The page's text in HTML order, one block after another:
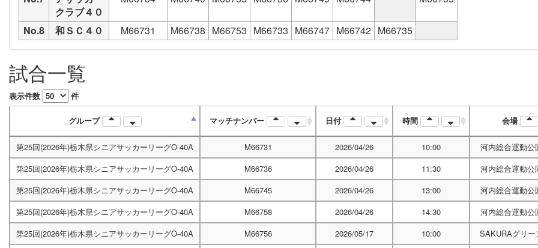
クラブ４０
No.8 和ＳＣ４０ M66731 M66738 M66753 M66733 M66747 M66742 M66735
試合一覧
表示件数 件
グループ マッチナンバー 日付 時間 会場
第25回(2026年)栃木県シニアサッカーリーグO-40A M66731 2026/04/26 10:00 河内総合運動公
第25回(2026年)栃木県シニアサッカーリーグO-40A
M66736 2026/04/26 11:30 河内総合運動公
第25回(2026年)栃木県シニアサッカーリーグO-40A
M66745 2026/04/26 13:00 河内総合運動公
第25回(2026年)栃木県シニアサッカーリーグO-40A
M66758 2026/04/26 14:30 河内総合運動公
第25回(2026年)栃木県シニアサッカーリーグO-40A
M66756 2026/05/17 10:00 SAKURAグリー